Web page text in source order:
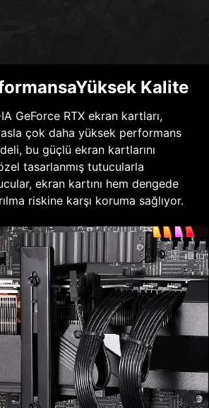
Kalite
GeForce RTX ekran kartları,
çok daha yüksek performans
bu güçlü ekran kartlarını
tasarlanmış tutucularla
ekran kartını hem dengede
riskine karşı koruma sağlıyor.